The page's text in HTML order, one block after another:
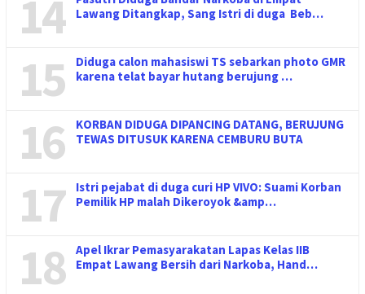
14
Lawang Ditangkap, Sang Istri di duga Beb…
15
Diduga calon mahasiswi TS sebarkan photo GMR
karena telat bayar hutang berujung …
16
KORBAN DIDUGA DIPANCING DATANG, BERUJUNG
TEWAS DITUSUK KARENA CEMBURU BUTA
17
Istri pejabat di duga curi HP VIVO: Suami Korban
Pemilik HP malah Dikeroyok &amp…
18
Apel Ikrar Pemasyarakatan Lapas Kelas IIB
Empat Lawang Bersih dari Narkoba, Hand…